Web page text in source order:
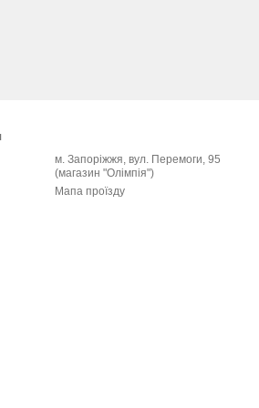
м. Запоріжжя, вул. Перемоги, 95
(магазин "Олімпія")
Мапа проїзду